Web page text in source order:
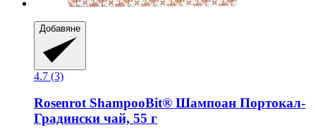
Добавяне
4.7 (3)
RosenrotShampooBit® Шампоан Портокал-​
Градински чай, 55 г